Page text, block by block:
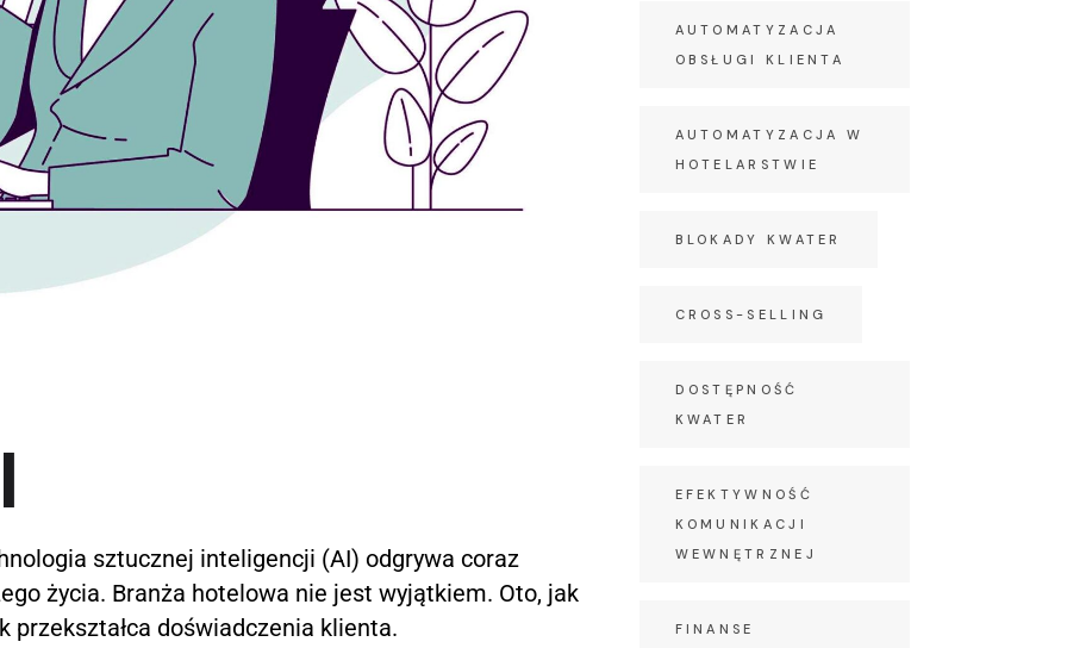
sztucznej inteligencji (AI) odgrywa coraz
życia. Branża hotelowa nie jest wyjątkiem. Oto, jak
przekształca doświadczenia klienta.
AUTOMATYZACJA
OBSŁUGI KLIENTA
AUTOMATYZACJA W
HOTELARSTWIE
BLOKADY KWATER
CROSS-SELLING
DOSTĘPNOŚĆ
KWATER
EFEKTYWNOŚĆ
KOMUNIKACJI
WEWNĘTRZNEJ
FINANSE